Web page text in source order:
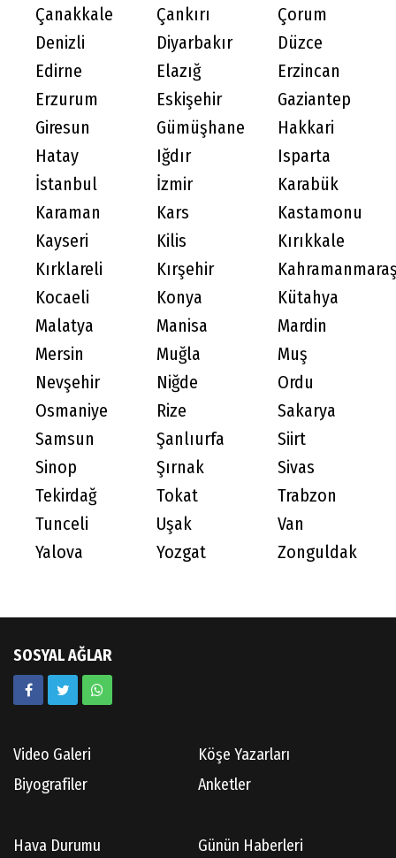
Çanakkale
Çankırı
Çorum
Denizli
Diyarbakır
Düzce
Edirne
Elazığ
Erzincan
Erzurum
Eskişehir
Gaziantep
Giresun
Gümüşhane
Hakkari
Hatay
Iğdır
Isparta
İstanbul
İzmir
Karabük
Karaman
Kars
Kastamonu
Kayseri
Kilis
Kırıkkale
Kırklareli
Kırşehir
Kocaeli
Konya
Kütahya
Malatya
Manisa
Mardin
Mersin
Muğla
Muş
Nevşehir
Niğde
Ordu
Osmaniye
Rize
Sakarya
Samsun
Şanlıurfa
Siirt
Sinop
Şırnak
Sivas
Tekirdağ
Tokat
Trabzon
Tunceli
Uşak
Van
Yalova
Yozgat Zonguldak
SOSYAL AĞLAR
Video Galeri
Köşe Yazarları
Biyografiler
Anketler
Hava Durumu Günün Haberleri